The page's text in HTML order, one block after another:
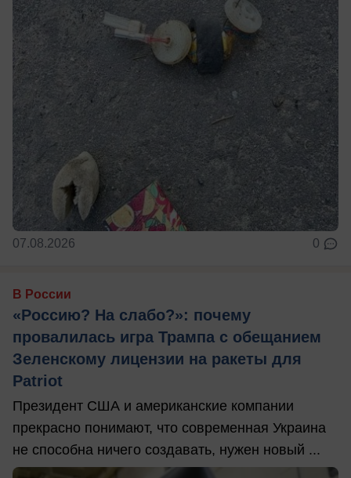
07.08.2026 0
В России
«Россию? На слабо?»: почему
провалилась игра Трампа с обещанием
Зеленскому лицензии на ракеты для
Patriot
Президент США и американские компании
прекрасно понимают, что современная Украина
не способна ничего создавать, нужен новый ...